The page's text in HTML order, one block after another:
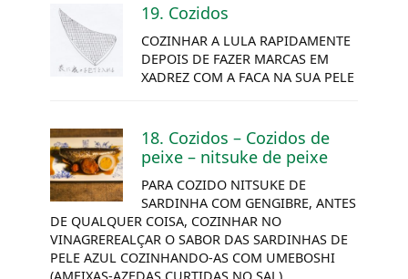
19. Cozidos
COZINHAR A LULA RAPIDAMENTE
DEPOIS DE FAZER MARCAS EM
XADREZ COM A FACA NA SUA PELE
18. Cozidos – Cozidos de
peixe – nitsuke de peixe
PARA COZIDO NITSUKE DE
SARDINHA COM GENGIBRE, ANTES
DE QUALQUER COISA, COZINHAR NO
VINAGREREALÇAR O SABOR DAS SARDINHAS DE
PELE AZUL COZINHANDO-AS COM UMEBOSHI
(AMEIXAS-AZEDAS CURTIDAS NO SAL).